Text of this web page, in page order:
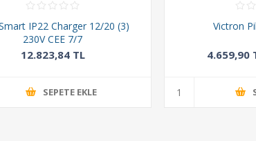
IP22 Charger 12/20 (3)
230V CEE 7/7
12.823,84 TL
SEPETE EKLE
Victron
4.659,90